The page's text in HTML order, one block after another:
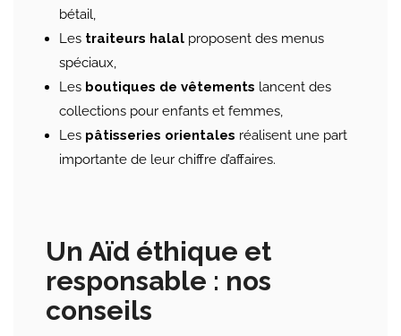
bétail,
Les traiteurs halal proposent des menus
spéciaux,
Les boutiques de vêtements lancent des
collections pour enfants et femmes,
Les pâtisseries orientales réalisent une part
importante de leur chiffre d’affaires.
Un Aïd éthique et
responsable : nos
conseils